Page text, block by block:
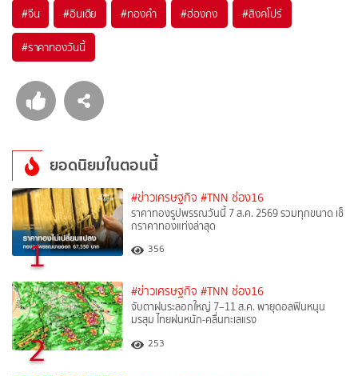
#จีน #อินเดีย #ทองคำ #ฮ่องกง #สิงคโปร์
#ราคาทองวันนี้
ยอดนิยมในตอนนี้
1
#ข่าวเศรษฐกิจ #TNN ช่อง16
ราคาทองรูปพรรณวันนี้ 7 ส.ค. 2569 รวมทุกขนาด เช็
กราคาทองแท่งล่าสุด
356
2
#ข่าวเศรษฐกิจ #TNN ช่อง16
จับตาฝนระลอกใหญ่ 7–11 ส.ค. พายุดอลฟินหนุน
มรสุม ไทยฝนหนัก-คลื่นทะเลแรง
253